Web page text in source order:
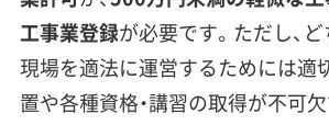
工事業登録が必要です。ただし、
現場を適法に運営するためには適
置や各種資格・講習の取得が不可欠